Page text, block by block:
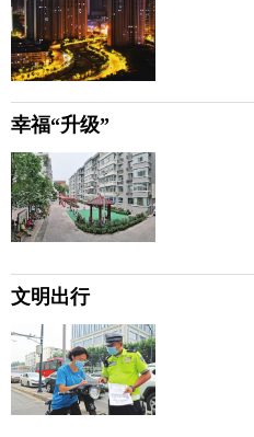
幸福“升级”
文明出行